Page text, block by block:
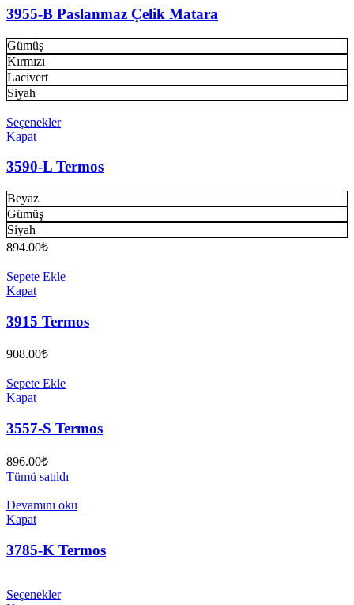
3955-B Paslanmaz Çelik Matara
Gümüş
Kırmızı
Lacivert
Siyah
Seçenekler
Kapat
3590-L Termos
Beyaz
Gümüş
Siyah
894.00₺
Sepete Ekle
Kapat
3915 Termos
908.00₺
Sepete Ekle
Kapat
3557-S Termos
896.00₺
Tümü satıldı
Devamını oku
Kapat
3785-K Termos
Seçenekler